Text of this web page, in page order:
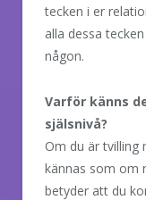
tecken i er
alla dessa
någon.
Varför känns
själsnivå?
Om du är
kännas som om
betyder att du